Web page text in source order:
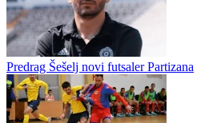
Doskorašnji trener Jahorine u stručnom
Budućnosti